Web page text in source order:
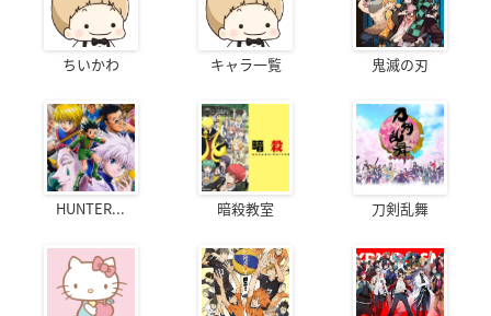
ちいかわ キャラ一覧 鬼滅の刃
HUNTER... 暗殺教室 刀剣乱舞